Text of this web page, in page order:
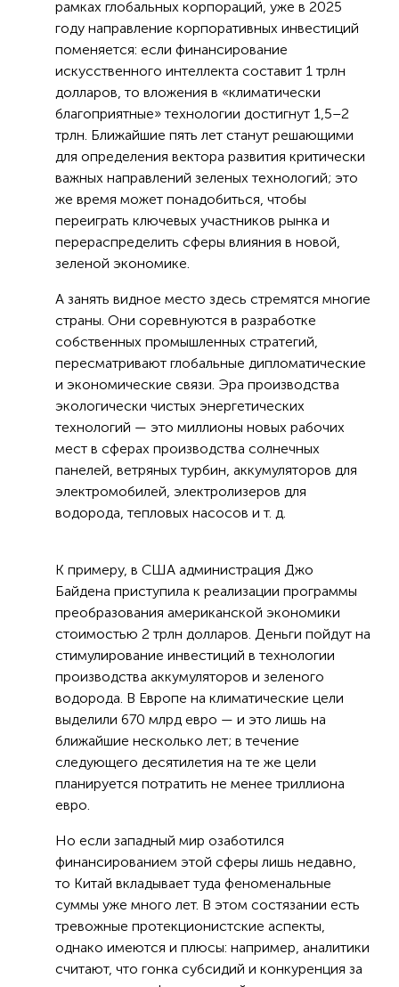
рамках глобальных корпораций, уже в 2025
году направление корпоративных инвестиций
поменяется: если финансирование
искусственного интеллекта составит 1 трлн
долларов, то вложения в «климатически
благоприятные» технологии достигнут 1,5–2
трлн. Ближайшие пять лет станут решающими
для определения вектора развития критически
важных направлений зеленых технологий; это
же время может понадобиться, чтобы
переиграть ключевых участников рынка и
перераспределить сферы влияния в новой,
зеленой экономике.
А занять видное место здесь стремятся многие
страны. Они соревнуются в разработке
собственных промышленных стратегий,
пересматривают глобальные дипломатические
и экономические связи. Эра производства
экологически чистых энергетических
технологий — это миллионы новых рабочих
мест в сферах производства солнечных
панелей, ветряных турбин, аккумуляторов для
электромобилей, электролизеров для
водорода, тепловых насосов и т. д.
К примеру, в США администрация Джо
Байдена приступила к реализации программы
преобразования американской экономики
стоимостью 2 трлн долларов. Деньги пойдут на
стимулирование инвестиций в технологии
производства аккумуляторов и зеленого
водорода. В Европе на климатические цели
выделили 670 млрд евро — и это лишь на
ближайшие несколько лет; в течение
следующего десятилетия на те же цели
планируется потратить не менее триллиона
евро.
Но если западный мир озаботился
финансированием этой сферы лишь недавно,
то Китай вкладывает туда феноменальные
суммы уже много лет. В этом состязании есть
тревожные протекционистские аспекты,
однако имеются и плюсы: например, аналитики
считают, что гонка субсидий и конкуренция за